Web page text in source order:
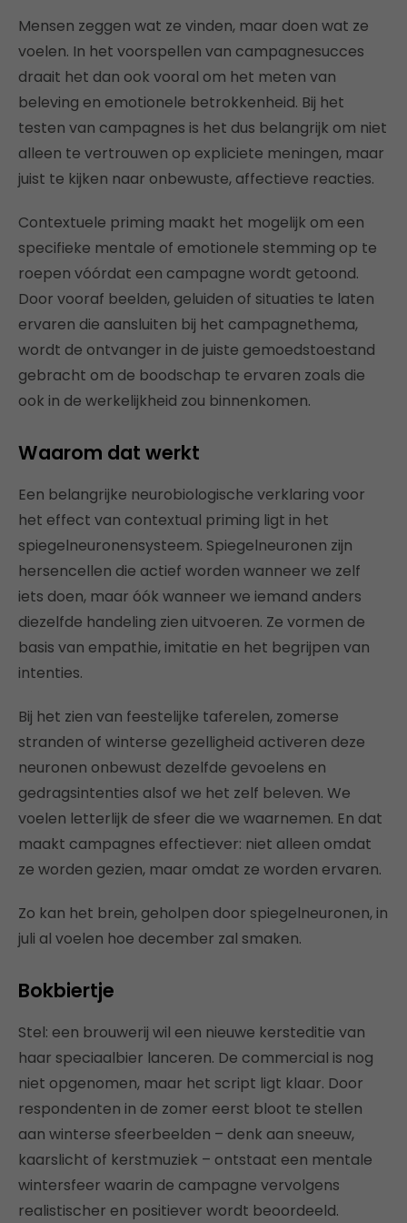
Mensen zeggen wat ze vinden, maar doen wat ze
voelen. In het voorspellen van campagnesucces
draait het dan ook vooral om het meten van
beleving en emotionele betrokkenheid. Bij het
testen van campagnes is het dus belangrijk om niet
alleen te vertrouwen op expliciete meningen, maar
juist te kijken naar onbewuste, affectieve reacties.
Contextuele priming maakt het mogelijk om een
specifieke mentale of emotionele stemming op te
roepen vóórdat een campagne wordt getoond.
Door vooraf beelden, geluiden of situaties te laten
ervaren die aansluiten bij het campagnethema,
wordt de ontvanger in de juiste gemoedstoestand
gebracht om de boodschap te ervaren zoals die
ook in de werkelijkheid zou binnenkomen.
Waarom dat werkt
Een belangrijke neurobiologische verklaring voor
het effect van contextual priming ligt in het
spiegelneuronensysteem. Spiegelneuronen zijn
hersencellen die actief worden wanneer we zelf
iets doen, maar óók wanneer we iemand anders
diezelfde handeling zien uitvoeren. Ze vormen de
basis van empathie, imitatie en het begrijpen van
intenties.
Bij het zien van feestelijke taferelen, zomerse
stranden of winterse gezelligheid activeren deze
neuronen onbewust dezelfde gevoelens en
gedragsintenties alsof we het zelf beleven. We
voelen letterlijk de sfeer die we waarnemen. En dat
maakt campagnes effectiever: niet alleen omdat
ze worden gezien, maar omdat ze worden ervaren.
Zo kan het brein, geholpen door spiegelneuronen, in
juli al voelen hoe december zal smaken.
Bokbiertje
Stel: een brouwerij wil een nieuwe kersteditie van
haar speciaalbier lanceren. De commercial is nog
niet opgenomen, maar het script ligt klaar. Door
respondenten in de zomer eerst bloot te stellen
aan winterse sfeerbeelden – denk aan sneeuw,
kaarslicht of kerstmuziek – ontstaat een mentale
wintersfeer waarin de campagne vervolgens
realistischer en positiever wordt beoordeeld.